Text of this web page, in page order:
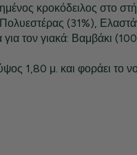
κροκόδειλος στο
(31%),
τον γιακά: Βαμβάκι
1,80 μ. και φοράει το